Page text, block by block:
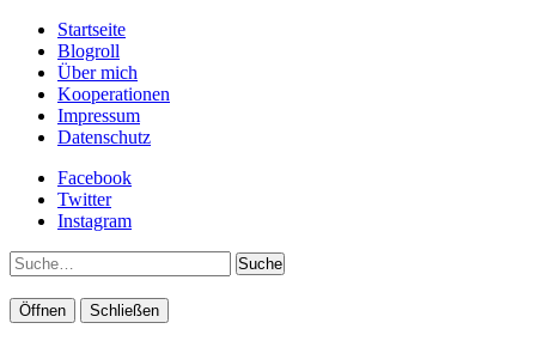
Startseite
Blogroll
Über mich
Kooperationen
Impressum
Datenschutz
Facebook
Twitter
Instagram
Suche
Öffnen Schließen